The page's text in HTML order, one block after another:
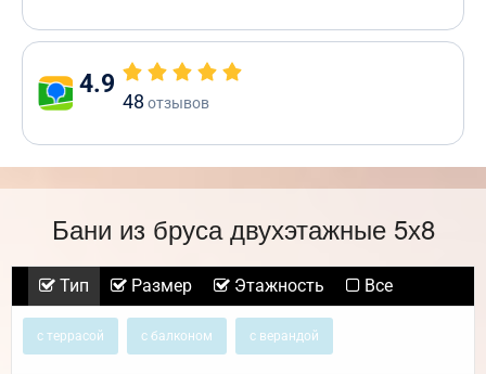
4.9
48 отзывов
Бани из бруса двухэтажные 5х8
Тип Размер Этажность Все
с террасой с балконом с верандой